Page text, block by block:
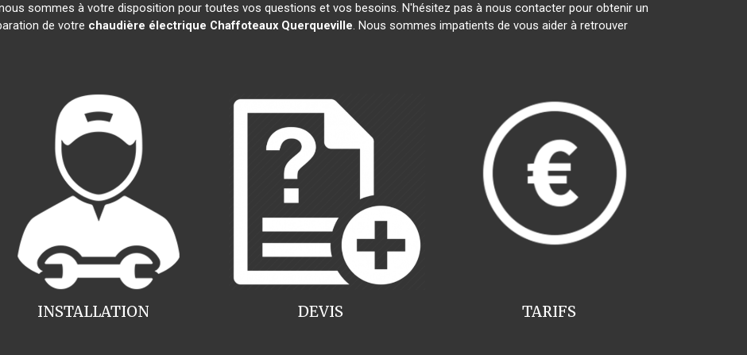
sommes à votre disposition pour toutes vos questions et vos besoins. N'hésitez pas à nous contacter pour obtenir un
de votre chaudière électrique Chaffoteaux Querqueville. Nous sommes impatients de vous aider à retrouver
INSTALLATION TARIFS
DEVIS